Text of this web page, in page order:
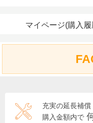
マイページ(購入
充実の延長補償
購入金額内で